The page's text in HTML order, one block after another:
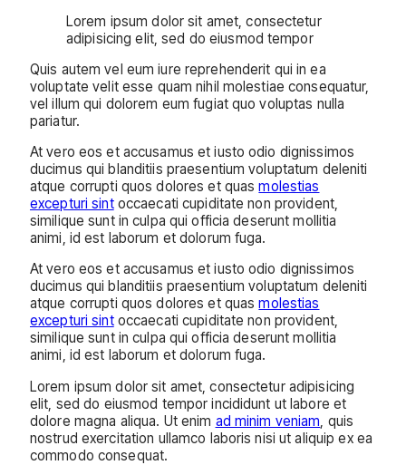
Lorem ipsum dolor sit amet, consectetur
adipisicing elit, sed do eiusmod tempor
Quis autem vel eum iure reprehenderit qui in ea
voluptate velit esse quam nihil molestiae consequatur,
vel illum qui dolorem eum fugiat quo voluptas nulla
pariatur.
At vero eos et accusamus et iusto odio dignissimos
ducimus qui blanditiis praesentium voluptatum deleniti
atque corrupti quos dolores et quasmolestias
excepturi sintoccaecati cupiditate non provident,
similique sunt in culpa qui officia deserunt mollitia
animi, id est laborum et dolorum fuga.
At vero eos et accusamus et iusto odio dignissimos
ducimus qui blanditiis praesentium voluptatum deleniti
atque corrupti quos dolores et quasmolestias
excepturi sintoccaecati cupiditate non provident,
similique sunt in culpa qui officia deserunt mollitia
animi, id est laborum et dolorum fuga.
Lorem ipsum dolor sit amet, consectetur adipisicing
elit, sed do eiusmod tempor incididunt ut labore et
dolore magna aliqua. Ut enim ad minim veniam , quis
nostrud exercitation ullamco laboris nisi ut aliquip ex ea
commodo consequat.